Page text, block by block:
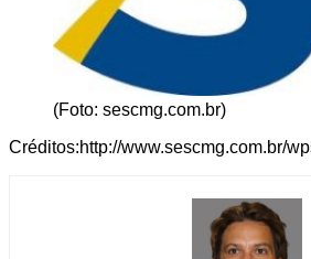
(Foto: sescmg.com.br)
Créditos:http://www.sescmg.com.br/